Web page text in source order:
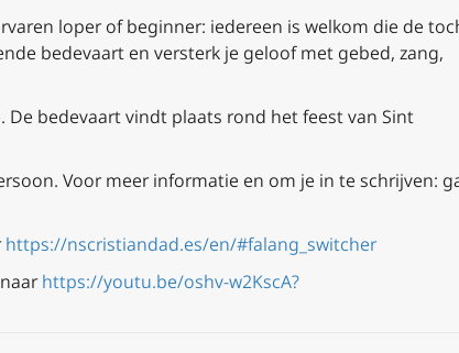
loper of beginner: iedereen is welkom die de
bedevaart en versterk je geloof met gebed, zang,
bedevaart vindt plaats rond het feest van Sint
Voor meer informatie en om je in te schrijven:
https://nscristiandad.es/en/#falang_switcher
https://youtu.be/oshv-w2KscA?